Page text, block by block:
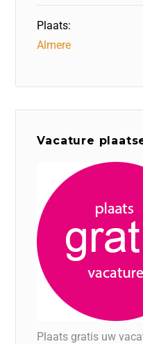
Plaats:
Almere
Vacature
Plaats gratis uw